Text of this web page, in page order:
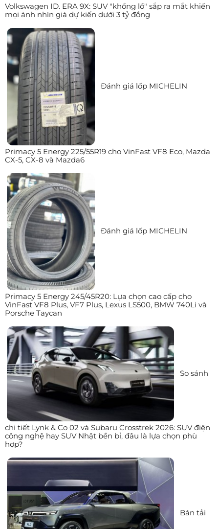
Volkswagen ID. ERA 9X: SUV "khổng lồ" sắp ra mắt khiến
mọi ánh nhìn giá dự kiến dưới 3 tỷ đồng
Đánh giá lốp MICHELIN
Primacy 5 Energy 225/55R19 cho VinFast VF8 Eco, Mazda
CX-5, CX-8 và Mazda6
Đánh giá lốp MICHELIN
Primacy 5 Energy 245/45R20: Lựa chọn cao cấp cho
VinFast VF8 Plus, VF7 Plus, Lexus LS500, BMW 740Li và
Porsche Taycan
So sánh
chi tiết Lynk & Co 02 và Subaru Crosstrek 2026: SUV điện
công nghệ hay SUV Nhật bền bỉ, đâu là lựa chọn phù
hợp?
Bán tải